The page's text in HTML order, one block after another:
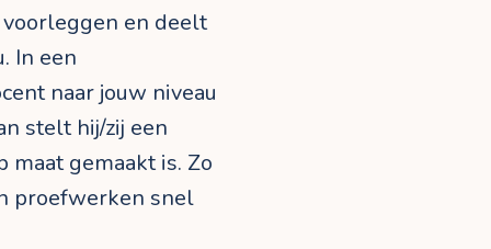
en deelt
In een
naar jouw niveau
stelt hij/zij een
gemaakt is. Zo
proefwerken snel